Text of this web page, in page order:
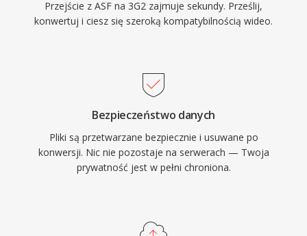
takie jak MP4, w duzej mierze zastapily 3G2,
pozostaje on przydatny do pracy ze starszymi
Przejście z ASF na 3G2 zajmuje sekundy. Prześlij,
konwertuj i ciesz się szeroką kompatybilnością wideo.
Bezpieczeństwo danych
Pliki są przetwarzane bezpiecznie i usuwane po
konwersji. Nic nie pozostaje na serwerach — Twoja
prywatność jest w pełni chroniona.